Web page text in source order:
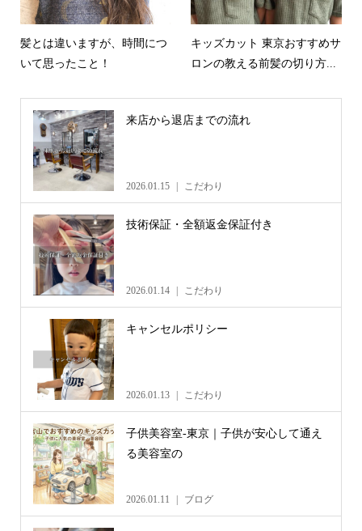
髪とは違いますが、時間につ
いて思ったこと！
キッズカット 東京おすすめサ
ロンの教える前髪の切り方...
来店から退店までの流れ
2026.01.15 こだわり
技術保証・全額返金保証付き
2026.01.14 こだわり
キャンセルポリシー
2026.01.13 こだわり
子供美容室-東京｜子供が安心して通え
る美容室の
2026.01.11 ブログ